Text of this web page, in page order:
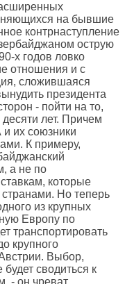
на бывшие
контрнаступление
острую
х годов ловко
отношения и с
сложившаяся
президента
- пойти на то,
лет. Причем
и их союзники
К примеру,
а не по
которые
Но теперь
из крупных
Европу по
транспортировать
крупного
Выбор,
сводиться к